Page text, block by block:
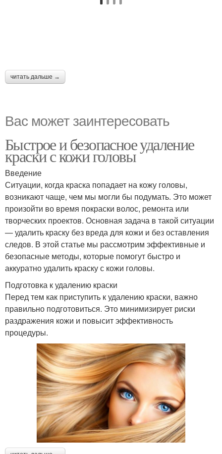
читать дальше →
Вас может заинтересовать
Быстрое и безопасное удаление
краски с кожи головы
Введение
Ситуации, когда краска попадает на кожу головы,
возникают чаще, чем мы могли бы подумать. Это может
произойти во время покраски волос, ремонта или
творческих проектов. Основная задача в такой ситуации
— удалить краску без вреда для кожи и без оставления
следов. В этой статье мы рассмотрим эффективные и
безопасные методы, которые помогут быстро и
аккуратно удалить краску с кожи головы.
Подготовка к удалению краски
Перед тем как приступить к удалению краски, важно
правильно подготовиться. Это минимизирует риски
раздражения кожи и повысит эффективность
процедуры.